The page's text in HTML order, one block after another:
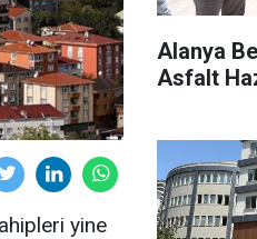
yine
Alanya
Asfalt